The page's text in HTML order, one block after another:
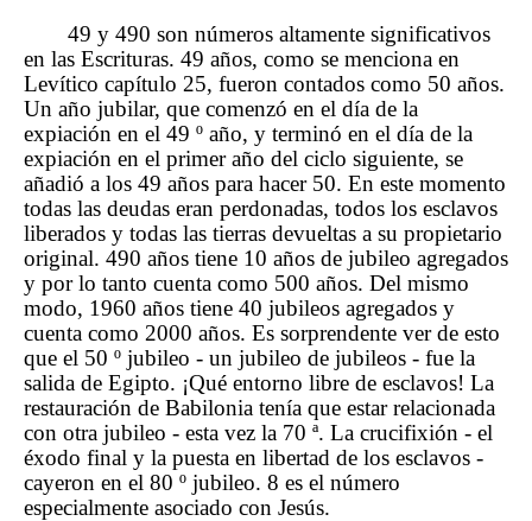
49 y 490 son números altamente significativos
en las Escrituras. 49 años, como se menciona en
Levítico capítulo 25, fueron contados como 50 años.
Un año jubilar, que comenzó en el día de la
expiación en el 49 º año, y terminó en el día de la
expiación en el primer año del ciclo siguiente, se
añadió a los 49 años para hacer 50. En este momento
todas las deudas eran perdonadas, todos los esclavos
liberados y todas las tierras devueltas a su propietario
original. 490 años tiene 10 años de jubileo agregados
y por lo tanto cuenta como 500 años. Del mismo
modo, 1960 años tiene 40 jubileos agregados y
cuenta como 2000 años. Es sorprendente ver de esto
que el 50 º jubileo - un jubileo de jubileos - fue la
salida de Egipto. ¡Qué entorno libre de esclavos! La
restauración de Babilonia tenía que estar relacionada
con otra jubileo - esta vez la 70 ª. La crucifixión - el
éxodo final y la puesta en libertad de los esclavos -
cayeron en el 80 º jubileo. 8 es el número
especialmente asociado con Jesús.